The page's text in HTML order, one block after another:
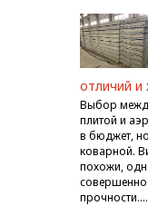
отличий и
Выбор
плитой и
в бюджет,
коварной.
похожи,
совершенно
прочности….